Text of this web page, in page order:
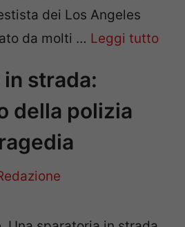
dei Los Angeles
da molti … Leggi tutto
strada:
della polizia